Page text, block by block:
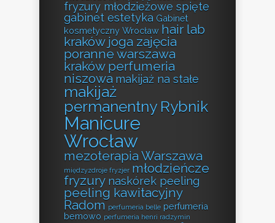
fryzury młodzieżowe spięte
gabinet estetyka Gabinet
kosmetyczny Wrocław hair lab
kraków joga zajęcia
poranne warszawa
kraków perfumeria
niszowa makijaż na stałe
makijaż
permanentny Rybnik
Manicure
Wrocław
mezoterapia Warszawa
międzyzdroje fryzjer młodzieńcze
fryzury naskórek peeling
peeling kawitacyjny
Radom perfumeria belle perfumeria
bemowo perfumeria henri radzymin